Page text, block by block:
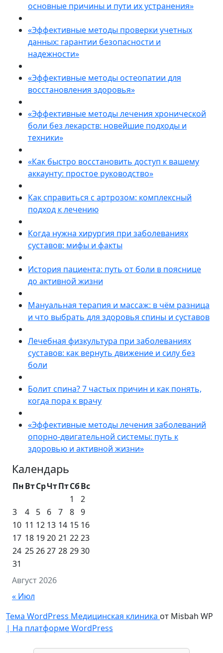
основные причины и пути их устранения»
«Эффективные методы проверки учетных
данных: гарантии безопасности и
надежности»
«Эффективные методы остеопатии для
восстановления здоровья»
«Эффективные методы лечения хронической
боли без лекарств: новейшие подходы и
техники»
«Как быстро восстановить доступ к вашему
аккаунту: простое руководство»
Как справиться с артрозом: комплексный
подход к лечению
Когда нужна хирургия при заболеваниях
суставов: мифы и факты
История пациента: путь от боли в пояснице
до активной жизни
Мануальная терапия и массаж: в чём разница
и что выбрать для здоровья спины и суставов
Лечебная физкультура при заболеваниях
суставов: как вернуть движение и силу без
боли
Болит спина? 7 частых причин и как понять,
когда пора к врачу
«Эффективные методы лечения заболеваний
опорно-двигательной системы: путь к
здоровью и активной жизни»
Календарь
Август 2026
ПнВтСрЧтПтСбВс
1
2
3
4 5 6 7 8 9
10 11 12 13 14 15 16
17 18 1920 21 2223
24 252627 28 2930
31
« Июл
Тема WordPress Медицинская клиника от Misbah WP
| На платформе WordPress